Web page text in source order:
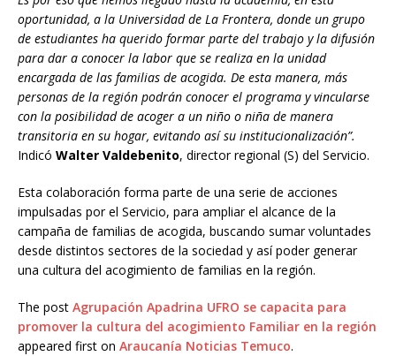
oportunidad, a la Universidad de La Frontera, donde un grupo
de estudiantes ha querido formar parte del trabajo y la difusión
para dar a conocer la labor que se realiza en la unidad
encargada de las familias de acogida. De esta manera, más
personas de la región podrán conocer el programa y vincularse
con la posibilidad de acoger a un niño o niña de manera
transitoria en su hogar, evitando así su institucionalización”.
Indicó Walter Valdebenito, director regional (S) del Servicio.
Esta colaboración forma parte de una serie de acciones
impulsadas por el Servicio, para ampliar el alcance de la
campaña de familias de acogida, buscando sumar voluntades
desde distintos sectores de la sociedad y así poder generar
una cultura del acogimiento de familias en la región.
The post Agrupación Apadrina UFRO se capacita para
promover la cultura del acogimiento Familiar en la región
appeared first on Araucanía Noticias Temuco.